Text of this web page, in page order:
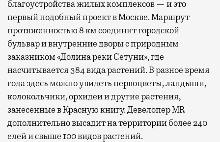
благоустройства жилых комплексов — и это
первый подобный проект в Москве. Маршрут
протяженностью 8 км соединит городской
бульвар и внутренние дворы с природным
заказником «Долина реки Сетуни», где
насчитывается 384 вида растений. В разное время
года здесь можно увидеть первоцветы, ландыши,
колокольчики, орхидеи и другие растения,
занесенные в Красную книгу. Девелопер MR
дополнительно высадит на территории более 240
елей и свыше 100 видов растений.